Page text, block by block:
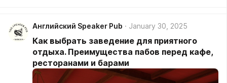
Английский Speaker Pub January 30, 2025
Как выбрать заведение для приятного
отдыха. Преимущества пабов перед кафе,
ресторанами и барами